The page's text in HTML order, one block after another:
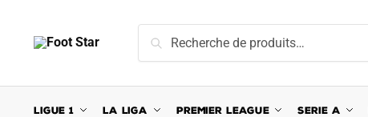
navigation
content
pour :
Recherche
LIGUE 1 LA LIGA PREMIER LEAGUE SERIE A